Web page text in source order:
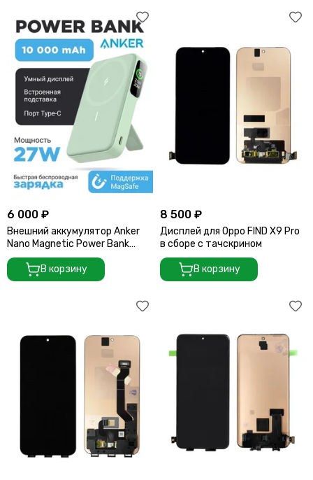
6 000 ₽
Внешний аккумулятор Anker
Nano Magnetic Power Bank
10000mAh (A110Z) зеленый
В корзину
8 500 ₽
Дисплей для Oppo FIND X9 Pro
в сборе с тачскрином
В корзину